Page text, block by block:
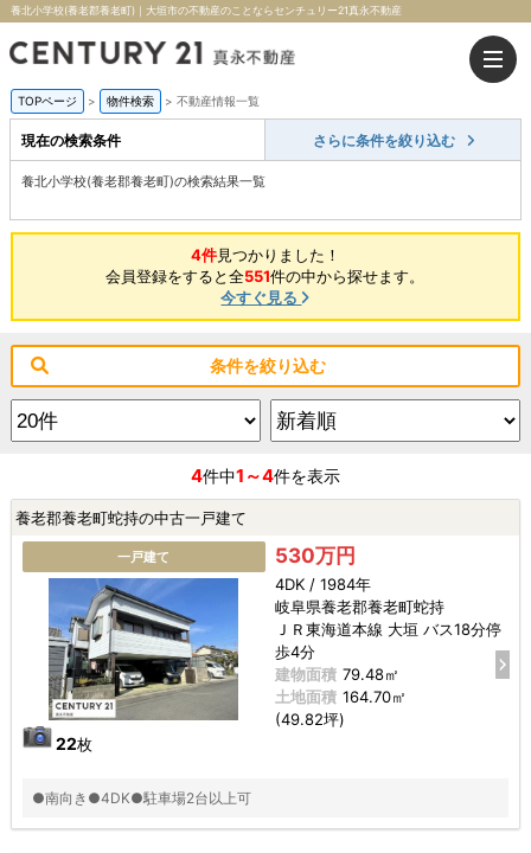
養北小学校(養老郡養老町)｜大垣市の不動産のことならセンチュリー21真永不動産
TOPページ > 物件検索 > 不動産情報一覧
現在の検索条件 さらに条件を絞り込む
養北小学校(養老郡養老町)の検索結果一覧
4件見つかりました！
会員登録をすると全551件の中から探せます。
今すぐ見る
条件を絞り込む
4件中1～4件を表示
養老郡養老町蛇持の中古一戸建て
一戸建て
22枚
530万円
4DK / 1984年
岐阜県養老郡養老町蛇持
ＪＲ東海道本線 大垣 バス18分停
歩4分
建物面積 79.48㎡
土地面積 164.70㎡
(49.82坪)
●南向き●4DK●駐車場2台以上可